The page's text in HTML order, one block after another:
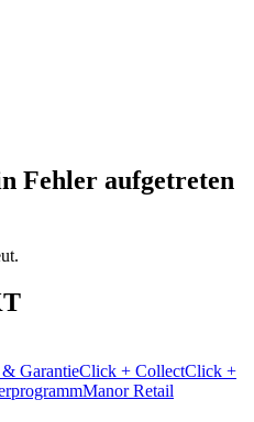
Fehler aufgetreten
GarantieClick + CollectClick +
Manor Retail